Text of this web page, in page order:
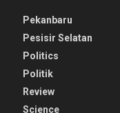
Pekanbaru
Pesisir Selatan
Politics
Politik
Review
Science